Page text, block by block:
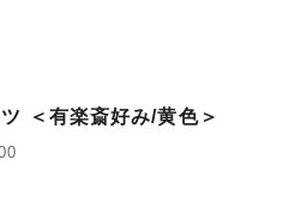
＜有楽斎好み/黄色＞